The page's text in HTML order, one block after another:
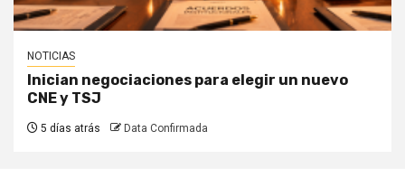
NOTICIAS
Inician negociaciones para elegir un nuevo
CNE y TSJ
5 días atrás Data Confirmada